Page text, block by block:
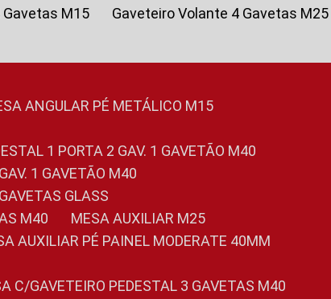
Gavetas M15
Gaveteiro Volante 4 Gavetas M25
ANGULAR PÉ METÁLICO M15
1 PORTA 2 GAV. 1 GAVETÃO M40
1 GAVETÃO M40
GLASS
M40
MESA AUXILIAR M25
AUXILIAR PÉ PAINEL MODERATE 40MM
C/GAVETEIRO PEDESTAL 3 GAVETAS M40